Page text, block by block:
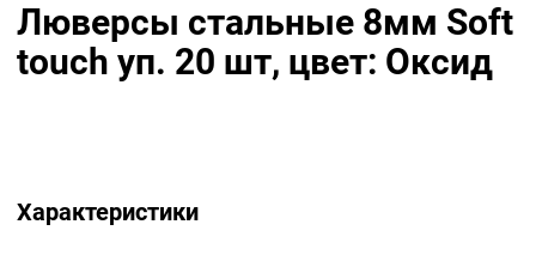
Люверсы стальные 8мм Soft
touch уп. 20 шт, цвет: Оксид
Характеристики